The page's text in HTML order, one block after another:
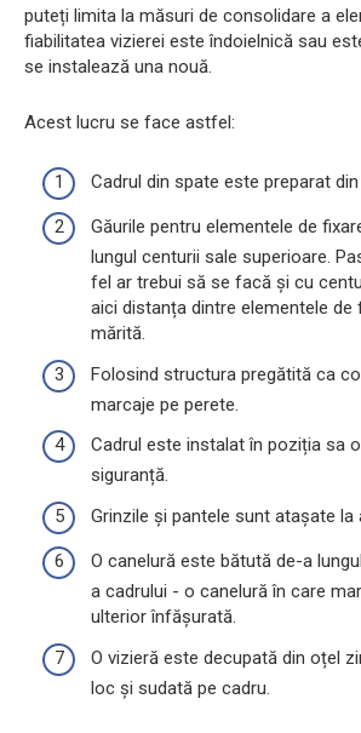
puteți limita la măsuri de consolidare a
fiabilitatea vizierei este îndoielnică sau
se instalează una nouă.
Acest lucru se face astfel:
Cadrul din spate este preparat
Găurile pentru elementele de
lungul centurii sale superioare.
fel ar trebui să se facă și cu
aici distanța dintre elementele de
mărită.
Folosind structura pregătită ca
marcaje pe perete.
Cadrul este instalat în poziția sa
siguranță.
Grinzile și pantele sunt atașate la
O canelură este bătută de-a
a cadrului - o canelură în care
ulterior înfășurată.
O vizieră este decupată din oțel
loc și sudată pe cadru.